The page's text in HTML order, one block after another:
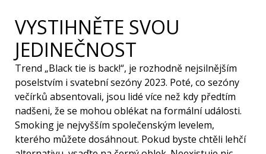
VYSTIHNĚTE SVOU
JEDINEČNOST
Trend „Black tie is back!“, je rozhodně nejsilnějším
poselstvím i svatební sezóny 2023. Poté, co sezóny
večírků absentovali, jsou lidé více než kdy předtím
nadšeni, že se mohou oblékat na formální události.
Smoking je nejvyšším společenským levelem,
kterého můžete dosáhnout. Pokud byste chtěli lehčí